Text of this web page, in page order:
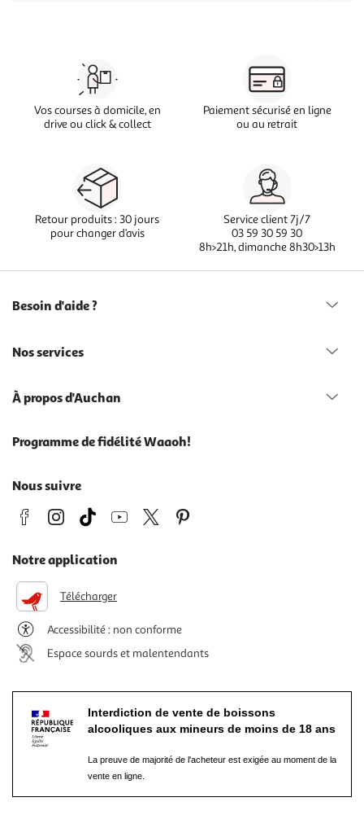
Vos courses à domicile, en
drive ou click & collect
Paiement sécurisé en ligne
ou au retrait
Retour produits : 30 jours
pour changer d’avis
Service client 7j/7
03 59 30 59 30
8h>21h, dimanche 8h30>13h
Besoin d'aide ?
Nos services
À propos d'Auchan
Programme de fidélité Waaoh!
Nous suivre
Notre application
Télécharger
Accessibilité : non conforme
Espace sourds et malentendants
Interdiction de vente de boissons
alcooliques aux mineurs de moins de 18 ans
La preuve de majorité de l'acheteur est exigée au moment de la
vente en ligne.